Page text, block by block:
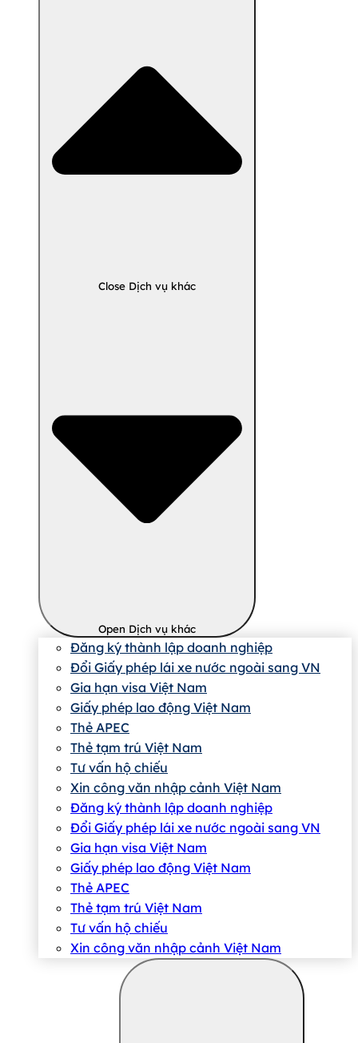
Close Dịch vụ khác
Open Dịch vụ khác
Đăng ký thành lập doanh nghiệp
Đổi Giấy phép lái xe nước ngoài sang VN
Gia hạn visa Việt Nam
Giấy phép lao động Việt Nam
Thẻ APEC
Thẻ tạm trú Việt Nam
Tư vấn hộ chiếu
Xin công văn nhập cảnh Việt Nam
Đăng ký thành lập doanh nghiệp
Đổi Giấy phép lái xe nước ngoài sang VN
Gia hạn visa Việt Nam
Giấy phép lao động Việt Nam
Thẻ APEC
Thẻ tạm trú Việt Nam
Tư vấn hộ chiếu
Xin công văn nhập cảnh Việt Nam